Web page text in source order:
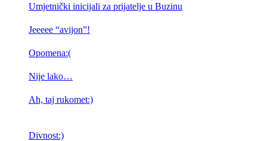
Umjetnički inicijali za prijatelje u Buzinu
Jeeeee “avijon”!
Opomena:(
Nije lako…
Ah, taj rukomet:)
Divnost:)